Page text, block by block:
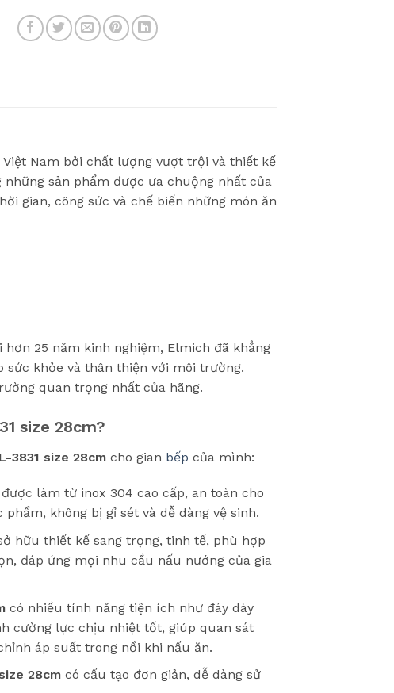
Nam bởi chất lượng vượt trội và thiết kế
sản phẩm được ưa chuộng nhất của
gian, công sức và chế biến những món ăn
hơn 25 năm kinh nghiệm, Elmich đã khẳng
khỏe và thân thiện với môi trường.
quan trọng nhất của hãng.
size 28cm?
3831 size 28cm cho gian bếp của mình:
làm từ inox 304 cao cấp, an toàn cho
không bị gỉ sét và dễ dàng vệ sinh.
hữu thiết kế sang trọng, tinh tế, phù hợp
đáp ứng mọi nhu cầu nấu nướng của gia
có nhiều tính năng tiện ích như đáy dày
cường lực chịu nhiệt tốt, giúp quan sát
áp suất trong nồi khi nấu ăn.
28cmcó cấu tạo đơn giản, dễ dàng sử